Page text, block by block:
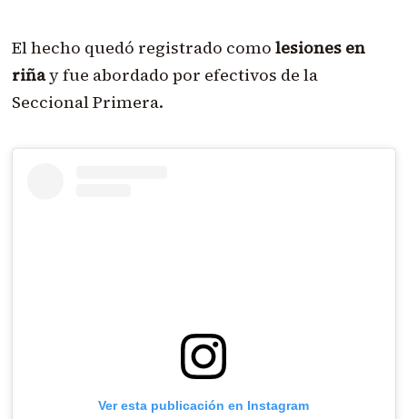
El hecho quedó registrado como lesiones en
riñay fue abordado por efectivos de la
Seccional Primera.
Ver esta publicación en Instagram